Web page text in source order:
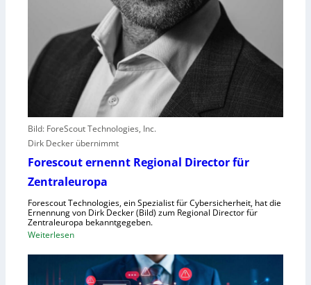
e
e
b
e
n
V
o
w
ü
r
Bild: ForeScout Technologies, Inc.
Dirk Decker übernimmt
Forescout ernennt Regional Director für
Zentraleuropa
Forescout Technologies, ein Spezialist für Cybersicherheit, hat die
Ernennung von Dirk Decker (Bild) zum Regional Director für
Zentraleuropa bekanntgegeben.
Weiterlesen:
r